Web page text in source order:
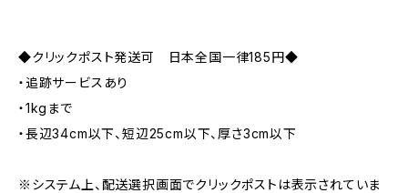
◆クリックポスト発送可 日本全国一律185円◆
・追跡サービスあり
・1kgまで
・長辺34cm以下、短辺25cm以下、厚さ3cm以下
※システム上、配送選択画面でクリックポストは表示されていま